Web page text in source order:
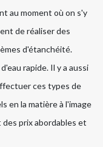
au moment où on s'y
de réaliser des
d'étanchéité.
rapide. Il y a aussi
ces types de
en la matière à l'image
prix abordables et